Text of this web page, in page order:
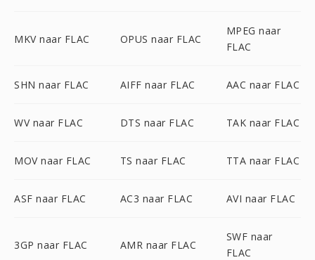
MKV naar FLAC OPUS naar FLAC
MPEG naar
FLAC
SHN naar FLAC AIFF naar FLAC AAC naar FLAC
WV naar FLAC DTS naar FLAC TAK naar FLAC
MOV naar FLAC TS naar FLAC TTA naar FLAC
ASF naar FLAC AC3 naar FLAC AVI naar FLAC
3GP naar FLAC AMR naar FLAC
SWF naar
FLAC